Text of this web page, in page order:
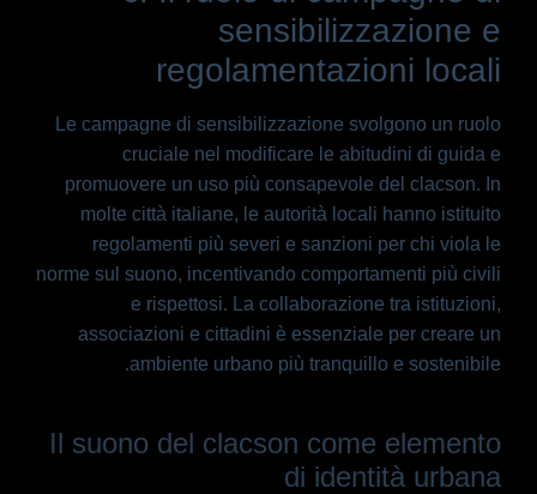
sensibilizzazione e
regolamentazioni locali
Le campagne di sensibilizzazione svolgono un ruolo
cruciale nel modificare le abitudini di guida e
promuovere un uso più consapevole del clacson. In
molte città italiane, le autorità locali hanno istituito
regolamenti più severi e sanzioni per chi viola le
norme sul suono, incentivando comportamenti più civili
e rispettosi. La collaborazione tra istituzioni,
associazioni e cittadini è essenziale per creare un
ambiente urbano più tranquillo e sostenibile.
Il suono del clacson come elemento
di identità urbana